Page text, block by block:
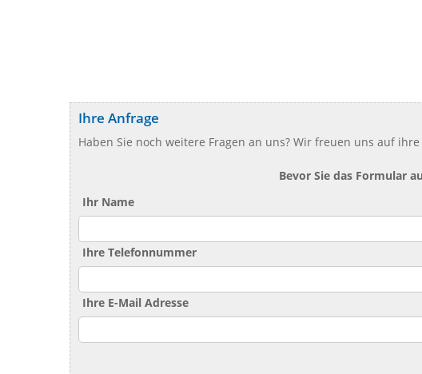
Ihre Anfrage
Haben Sie noch weitere Fragen an uns? Wir freuen uns auf
Bevor Sie das Formular
Ihr Name
Ihre Telefonnummer
Ihre E-Mail Adresse